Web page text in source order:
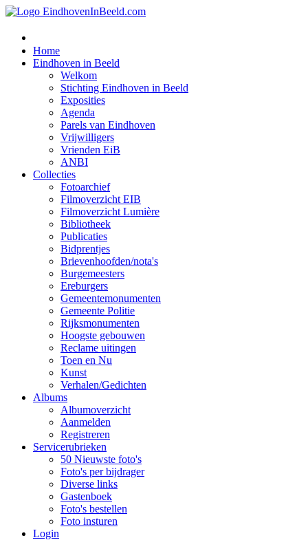
Home
Eindhoven in Beeld
Welkom
Stichting Eindhoven in Beeld
Exposities
Agenda
Parels van Eindhoven
Vrijwilligers
Vrienden EiB
ANBI
Collecties
Fotoarchief
Filmoverzicht EIB
Filmoverzicht Lumière
Bibliotheek
Publicaties
Bidprentjes
Brievenhoofden/nota's
Burgemeesters
Ereburgers
Gemeentemonumenten
Gemeente Politie
Rijksmonumenten
Hoogste gebouwen
Reclame uitingen
Toen en Nu
Kunst
Verhalen/Gedichten
Albums
Albumoverzicht
Aanmelden
Registreren
Servicerubrieken
50 Nieuwste foto's
Foto's per bijdrager
Diverse links
Gastenboek
Foto's bestellen
Foto insturen
Login